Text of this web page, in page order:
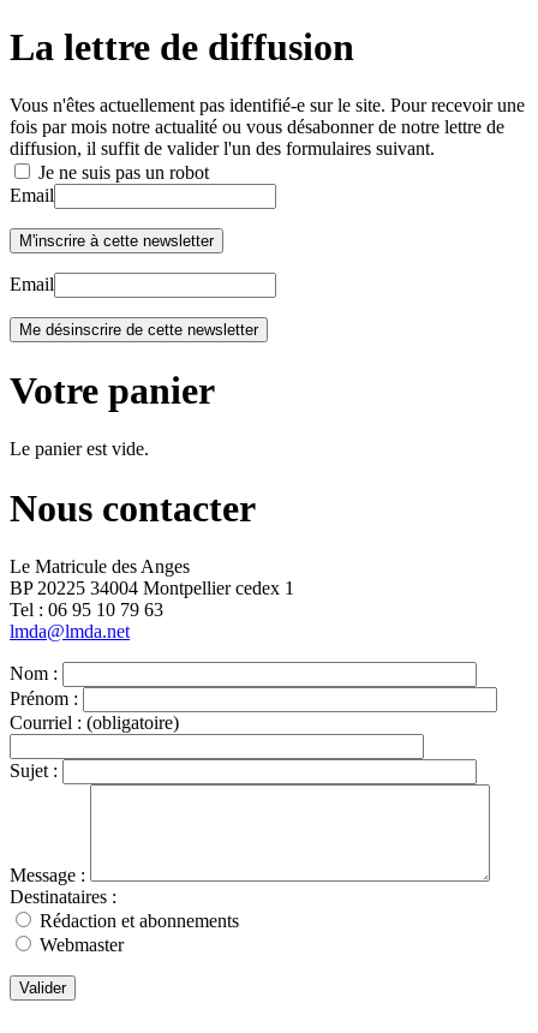
La lettre de diffusion
Vous n'êtes actuellement pas identifié-e sur le site. Pour recevoir une
fois par mois notre actualité ou vous désabonner de notre lettre de
diffusion, il suffit de valider l'un des formulaires suivant.
Je ne suis pas un robot
Email
Email
Votre panier
Le panier est vide.
Nous contacter
Le Matricule des Anges
BP 20225 34004 Montpellier cedex 1
Tel : ‭06 95 10 79 63
lmda@lmda.net
Nom :
Prénom :
Courriel : (obligatoire)
Sujet :
Message :
Destinataires :
Rédaction et abonnements
Webmaster
Valider